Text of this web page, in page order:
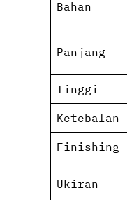
Bahan
Panjang
Tinggi
Ketebalan
Finishing
Ukiran